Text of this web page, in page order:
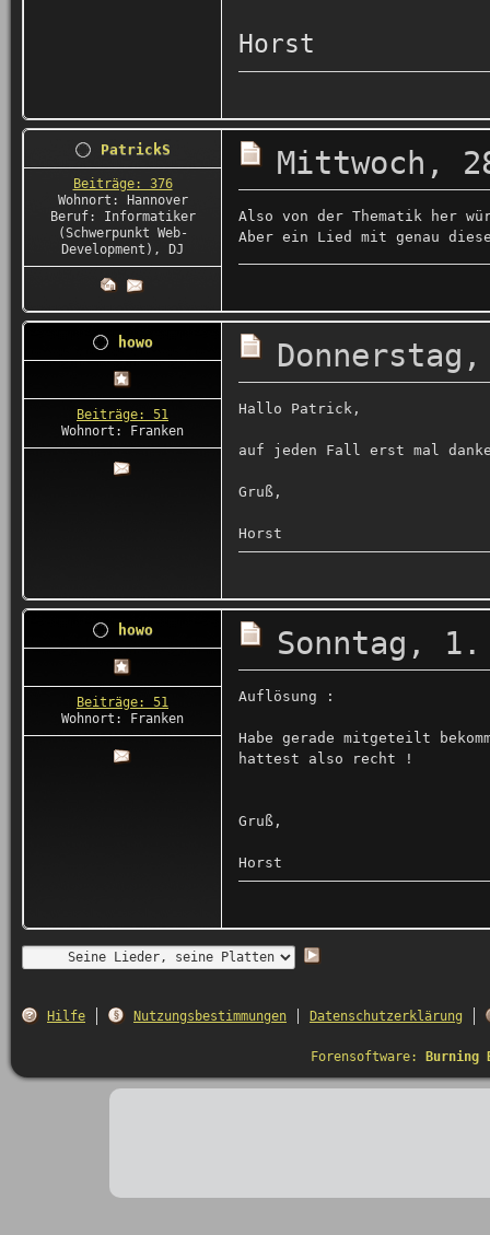
Horst
PatrickS
Beiträge: 376
Wohnort: Hannover
Beruf: Informatiker
(Schwerpunkt Web-
Development), DJ
Mittwoch,
Also von der Thematik her
Aber ein Lied mit genau
howo
Beiträge: 51
Wohnort: Franken
Hallo Patrick,
auf jeden Fall erst mal
Gruß,
Horst
howo
Beiträge: 51
Wohnort: Franken
Sonntag,
Auflösung :
Habe gerade mitgeteilt
hattest also recht !
Gruß,
Horst
Hilfe Nutzungsbestimmungen Datenschutzerklärung
Forensoftware: Burning